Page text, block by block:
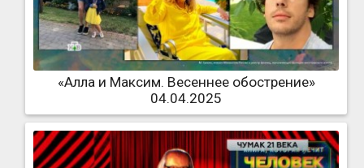
«Алла и Максим. Весеннее обострение»
04.04.2025